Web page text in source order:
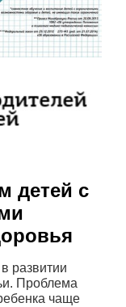
детей с
развитии
Проблема
чаще